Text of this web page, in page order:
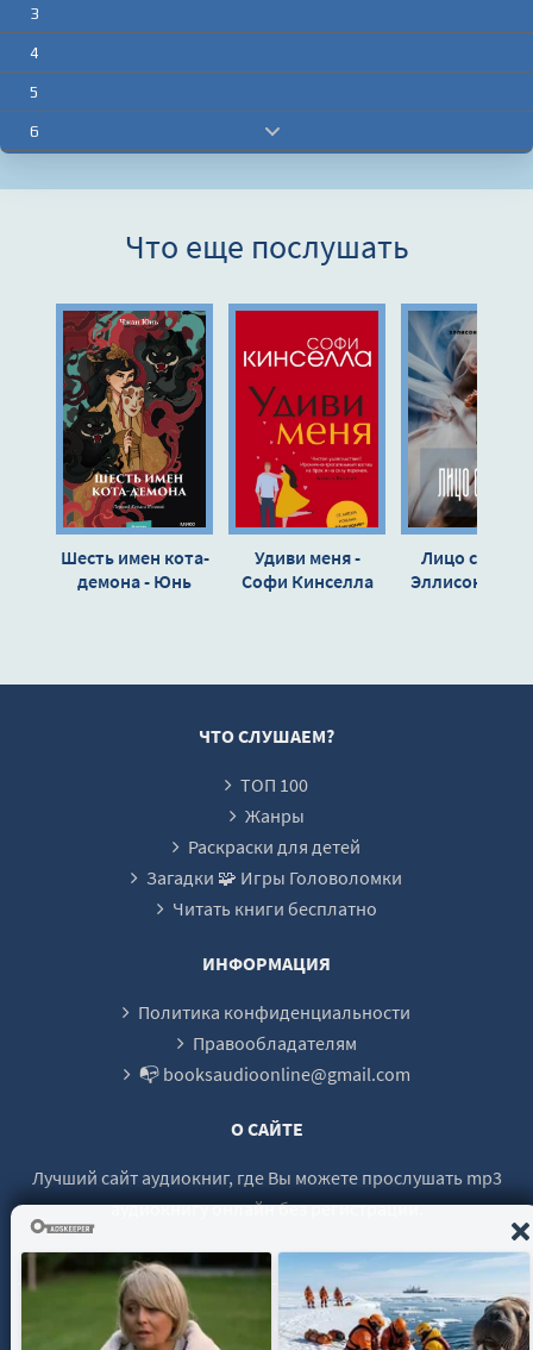
3
4
5
6
Что еще послушать
Шесть имен кота-
демона - Юнь
Удиви меня -
Софи Кинселла
Лицо смерти
Эллисон
ЧТО СЛУШАЕМ?
ТОП 100
Жанры
Раскраски для детей
Загадки 🧩 Игры Головоломки
Читать книги бесплатно
ИНФОРМАЦИЯ
Политика конфиденциальности
Правообладателям
📭 booksaudioonline@gmail.com
О САЙТЕ
Лучший сайт аудиокниг, где Вы можете прослушать mp3
аудиокнигу онлайн без регистрации.
© 2021 - 2026 booksaudio-online.com Все права защищены.